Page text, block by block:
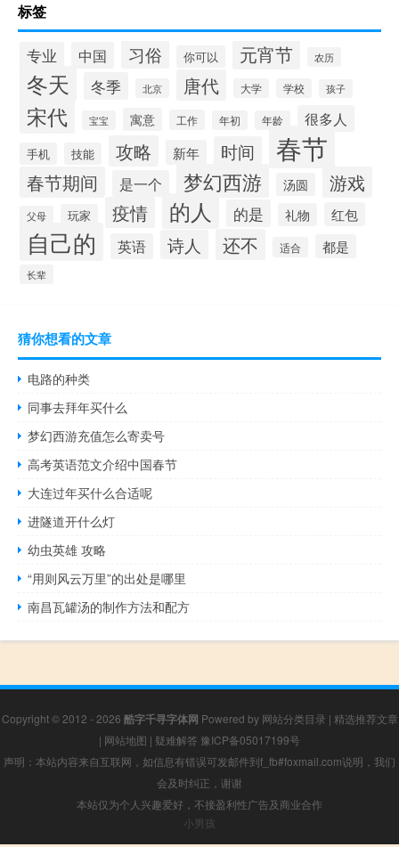
标签
专业 中国 习俗 你可以 元宵节 农历
冬天 冬季 北京 唐代 大学 学校 孩子
宋代 宝宝 寓意 工作 年初 年龄 很多人
手机 技能 攻略 新年 时间 春节
春节期间 是一个 梦幻西游 汤圆 游戏
父母 玩家 疫情 的人 的是 礼物 红包
自己的 英语 诗人 还不 适合 都是
长辈
猜你想看的文章
电路的种类
同事去拜年买什么
梦幻西游充值怎么寄卖号
高考英语范文介绍中国春节
大连过年买什么合适呢
进隧道开什么灯
幼虫英雄 攻略
“用则风云万里”的出处是哪里
南昌瓦罐汤的制作方法和配方
Copyright © 2012 - 2026 酷字千寻字体网 Powered by 网站分类目录 | 精选推荐文章
| 网站地图 | 疑难解答 豫ICP备05017199号
声明：本站内容来自互联网，如信息有错误可发邮件到f_fb#foxmail.com说明，我们
会及时纠正，谢谢
本站仅为个人兴趣爱好，不接盈利性广告及商业合作
小男孩